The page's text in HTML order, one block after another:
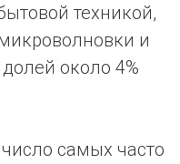
техникой,
и
около 4%
самых часто